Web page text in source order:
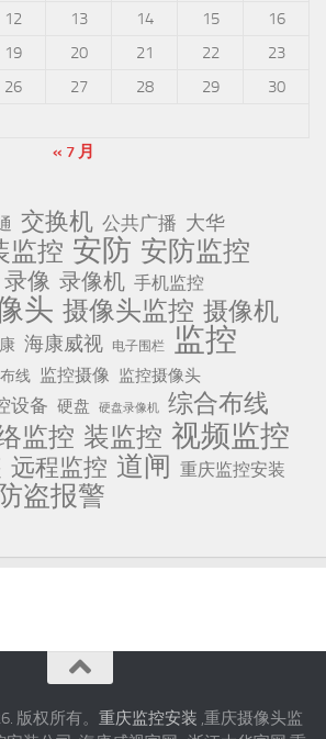
12 13 14 15
16
19 20 21 22
23
26 27 28 29
30
« 7 月
交换机 公共广播 大华
监控 安防 安防监控
录像 录像机 手机监控
头 摄像头监控 摄像机
海康威视 电子围栏 监控
线 监控摄像 监控摄像头
设备 硬盘 硬盘录像机 综合布线
监控 装监控 视频监控
远程监控 道闸 重庆监控安装
防盗报警
版权所有。 重庆监控安装 ,重庆摄像头监